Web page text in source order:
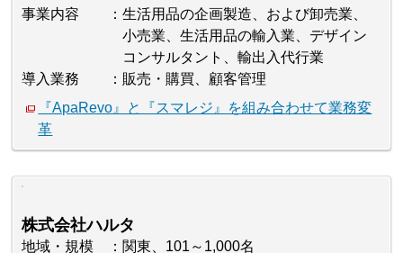
事業内容
生活用品の企画製造、および卸売業、
小売業、生活用品の輸入業、デザイン
コンサルタント、輸出入代行業
導入業務
販売・購買、顧客管理
『ApaRevo』と『スマレジ』を組み合わせて業務変
革
株式会社ハルタ
地域・規模
関東、101～1,000名